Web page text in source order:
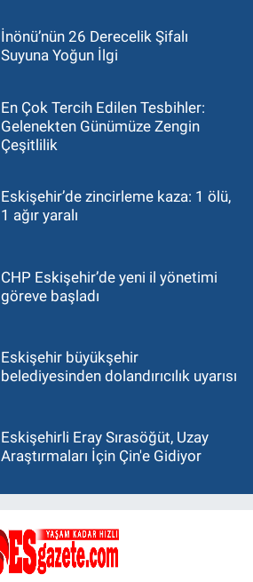
İnönü’nün 26 Derecelik Şifalı
Suyuna Yoğun İlgi
En Çok Tercih Edilen Tesbihler:
Gelenekten Günümüze Zengin
Çeşitlilik
Eskişehir’de zincirleme kaza: 1 ölü,
1 ağır yaralı
CHP Eskişehir’de yeni il yönetimi
göreve başladı
Eskişehir büyükşehir
belediyesinden dolandırıcılık uyarısı
Eskişehirli Eray Sırasöğüt, Uzay
Araştırmaları İçin Çin'e Gidiyor